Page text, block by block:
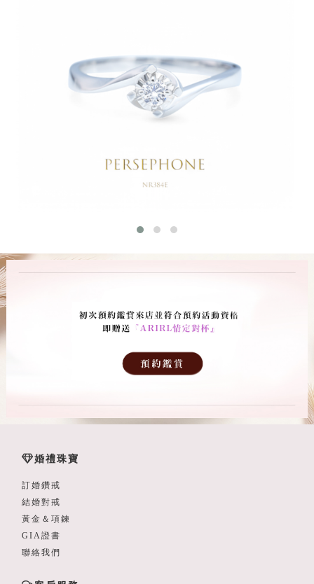
婚禮珠寶
訂婚鑽戒
結婚對戒
黃金＆項鍊
GIA證書
聯絡我們